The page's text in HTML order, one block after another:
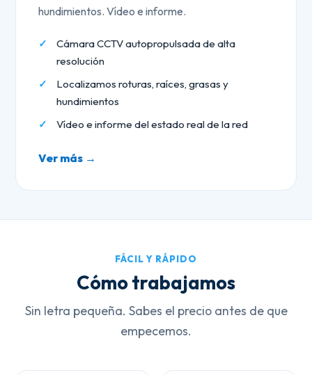
hundimientos. Vídeo e informe.
Cámara CCTV autopropulsada de alta
resolución
Localizamos roturas, raíces, grasas y
hundimientos
Vídeo e informe del estado real de la red
Ver más →
FÁCIL Y RÁPIDO
Cómo trabajamos
Sin letra pequeña. Sabes el precio antes de que
empecemos.